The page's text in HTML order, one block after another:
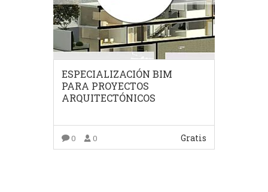
ESPECIALIZACIÓN BIM
PARA PROYECTOS
ARQUITECTÓNICOS
0 0 Gratis